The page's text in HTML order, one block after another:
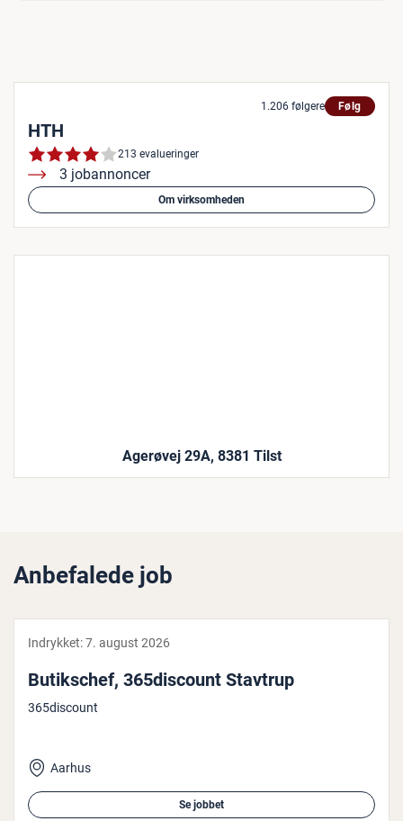
1.206 følgere Følg
HTH
213 evalueringer
3 jobannoncer
Om virksomheden
Agerøvej 29A, 8381 Tilst
Anbefalede job
Indrykket:7. august 2026
Bu­tiks­chef, 365­di­sco­unt Stavtrup
365discount
Aarhus
Se jobbet